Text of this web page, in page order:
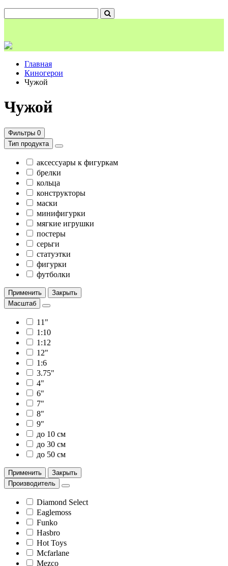
Главная
Киногерои
Чужой
Чужой
Фильтры 0
Тип продукта
аксессуары к фигуркам
брелки
кольца
конструкторы
маски
минифигурки
мягкие игрушки
постеры
серьги
статуэтки
фигурки
футболки
Применить
Закрыть
Масштаб
11"
1:10
1:12
12"
1:6
3.75"
4"
6"
7"
8"
9"
до 10 см
до 30 см
до 50 см
Применить
Закрыть
Производитель
Diamond Select
Eaglemoss
Funko
Hasbro
Hot Toys
Mcfarlane
Mezco